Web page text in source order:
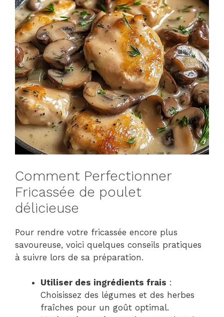
Comment Perfectionner
Fricassée de poulet
délicieuse
Pour rendre votre fricassée encore plus
savoureuse, voici quelques conseils pratiques
à suivre lors de sa préparation.
Utiliser des ingrédients frais :
Choisissez des légumes et des herbes
fraîches pour un goût optimal.